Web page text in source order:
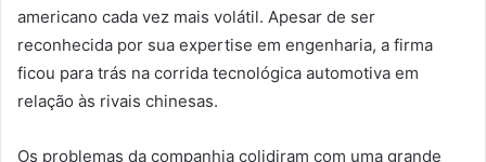
americano cada vez mais volátil. Apesar de ser
reconhecida por sua expertise em engenharia, a firma
ficou para trás na corrida tecnológica automotiva em
relação às rivais chinesas.
Os problemas da companhia colidiram com uma grande